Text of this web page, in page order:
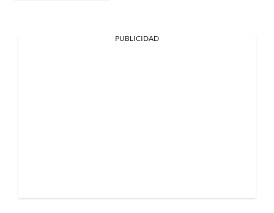
PUBLICIDAD